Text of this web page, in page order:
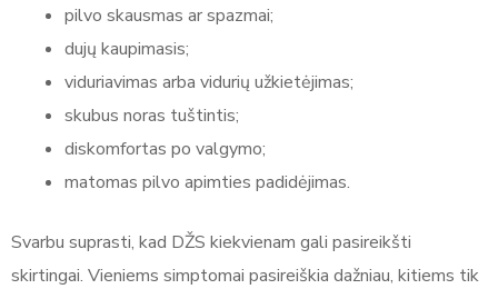
pilvo skausmas ar spazmai;
dujų kaupimasis;
viduriavimas arba vidurių užkietėjimas;
skubus noras tuštintis;
diskomfortas po valgymo;
matomas pilvo apimties padidėjimas.
Svarbu suprasti, kad DŽS kiekvienam gali pasireikšti
skirtingai. Vieniems simptomai pasireiškia dažniau, kitiems tik